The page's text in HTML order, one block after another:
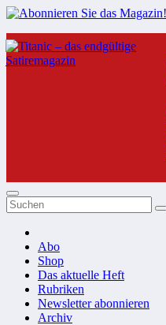
Zum
Inhalt
springen
Abo
Shop
Das aktuelle Heft
Rubriken
Newsletter abonnieren
Archiv